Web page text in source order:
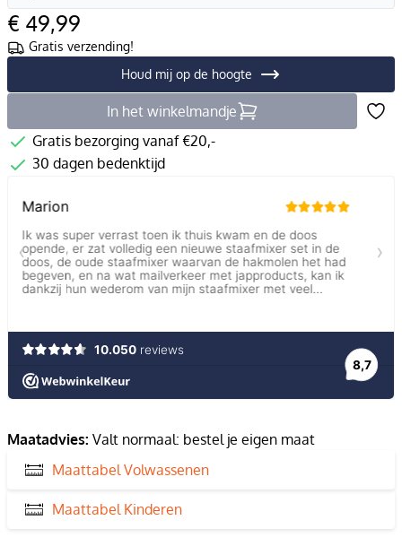
€ 49,99
Gratis verzending!
Houd mij op de hoogte
In het winkelmandje
Gratis bezorging vanaf €20,-
30 dagen bedenktijd
Maatadvies: Valt normaal: bestel je eigen maat
Maattabel Volwassenen
Maattabel Kinderen